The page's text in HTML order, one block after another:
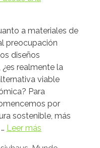
a materiales de
preocupación
diseños
realmente la
viable
Para
por
sostenible, más
Leer más